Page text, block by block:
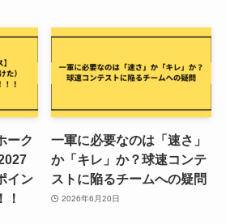
ーク
イン
！
一軍に必要なのは「速さ」
か「キレ」か？球速コンテ
ストに陥るチームへの疑問
2026年6月20日